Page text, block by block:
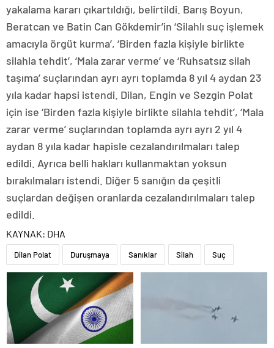
yakalama kararı çıkartıldığı, belirtildi. Barış Boyun,
Beratcan ve Batin Can Gökdemir’in ‘Silahlı suç işlemek
amacıyla örgüt kurma’, ‘Birden fazla kişiyle birlikte
silahla tehdit’, ‘Mala zarar verme’ ve ‘Ruhsatsız silah
taşıma’ suçlarından ayrı ayrı toplamda 8 yıl 4 aydan 23
yıla kadar hapsi istendi. Dilan, Engin ve Sezgin Polat
için ise ‘Birden fazla kişiyle birlikte silahla tehdit’, ‘Mala
zarar verme’ suçlarından toplamda ayrı ayrı 2 yıl 4
aydan 8 yıla kadar hapisle cezalandırılmaları talep
edildi. Ayrıca belli hakları kullanmaktan yoksun
bırakılmaları istendi. Diğer 5 sanığın da çeşitli
suçlardan değişen oranlarda cezalandırılmaları talep
edildi.
KAYNAK: DHA
Dilan Polat Duruşmaya Sanıklar Silah Suç